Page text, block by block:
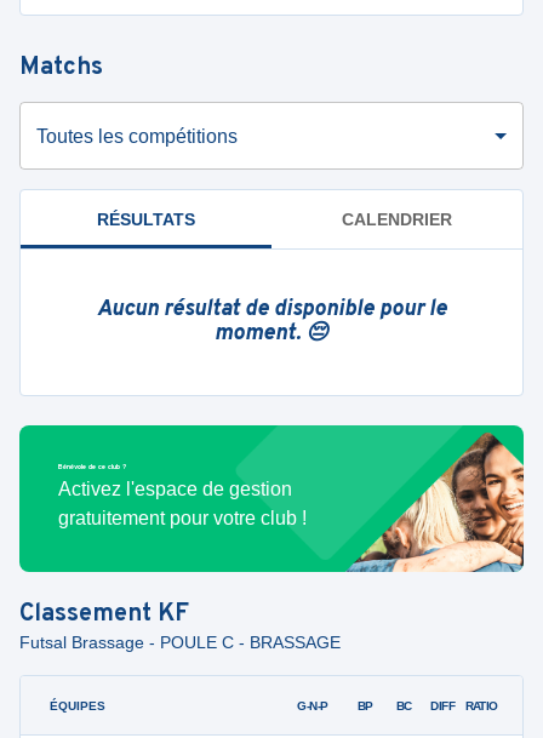
Matchs
Toutes les compétitions
RÉSULTATS CALENDRIER
Aucun résultat de disponible pour le
moment. 😔
Bénévole de ce club ?
Activez l'espace de gestion
gratuitement pour votre club !
Classement KF
Futsal Brassage - POULE C - BRASSAGE
ÉQUIPES G-N-P BP BC DIFF RATIO